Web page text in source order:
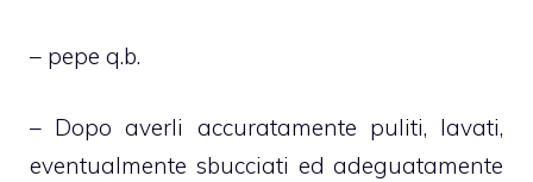
– pepe q.b.
– Dopo averli accuratamente puliti, lavati,
eventualmente sbucciati ed adeguatamente